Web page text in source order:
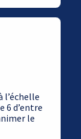
l’échelle
6 d’entre
le